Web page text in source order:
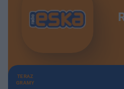
TERAZ
GRAMY